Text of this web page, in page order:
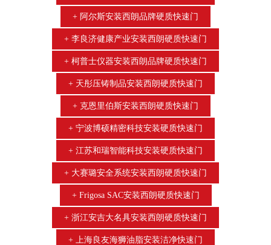
阿尔斯安装西朗品牌硬质快速门
李良济健康产业安装西朗硬质快速门
柯普士仪器安装西朗品牌硬质快速门
天彤压铸制品安装西朗硬质快速门
克恩里伯斯安装西朗硬质快速门
宁波博硕精密科技安装硬质快速门
江苏和瑞智能科技安装硬质快速门
大赛璐安全系统安装西朗硬质快速门
Frigosa SAC安装西朗硬质快速门
浙江安吉大名具安装西朗硬质快速门
上海良友海狮油脂安装洁净快速门